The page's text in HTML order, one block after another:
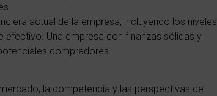
actual de la empresa, incluyendo los niveles
efectivo. Una empresa con finanzas sólidas y
compradores.
la competencia y las perspectivas de